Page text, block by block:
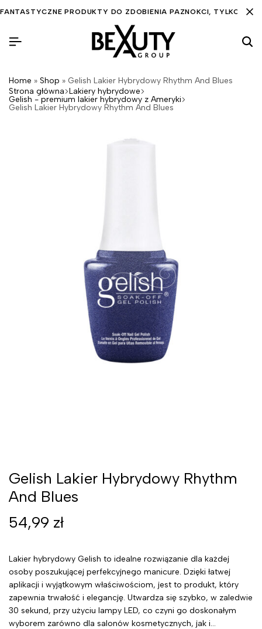
FANTASTYCZNE PRODUKTY DO ZDOBIENIA PAZNOKCI, TYLKO DLA
Home » Shop » Gelish Lakier Hybrydowy Rhythm And Blues
Strona główna Lakiery hybrydowe
Gelish - premium lakier hybrydowy z Ameryki
Gelish Lakier Hybrydowy Rhythm And Blues
Gelish Lakier Hybrydowy Rhythm
And Blues
54,99 zł
Lakier hybrydowy Gelish to idealne rozwiązanie dla każdej
osoby poszukującej perfekcyjnego manicure. Dzięki łatwej
aplikacji i wyjątkowym właściwościom, jest to produkt, który
zapewnia trwałość i elegancję. Utwardza się szybko, w zaledwie
30 sekund, przy użyciu lampy LED, co czyni go doskonałym
wyborem zarówno dla salonów kosmetycznych, jak i